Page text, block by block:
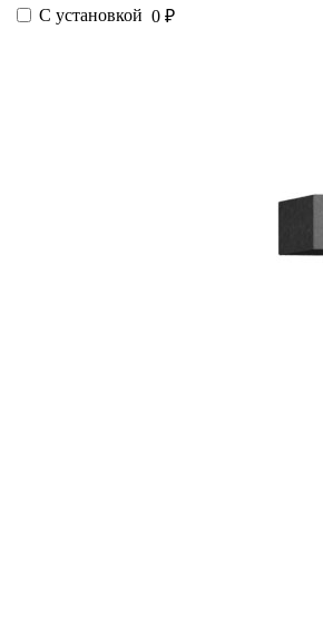
С установкой 0 ₽